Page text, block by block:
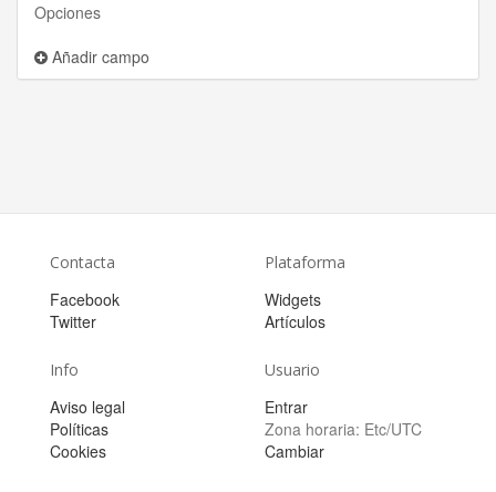
Opciones
Añadir campo
Contacta
Facebook
Twitter
Plataforma
Widgets
Artículos
Info
Aviso legal
Políticas
Cookies
Usuario
Entrar
Zona horaria: Etc/UTC
Cambiar